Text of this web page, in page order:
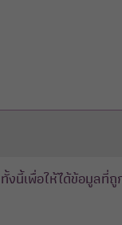
นี้เพื่อให้ได้ข้อมูลที่ถู